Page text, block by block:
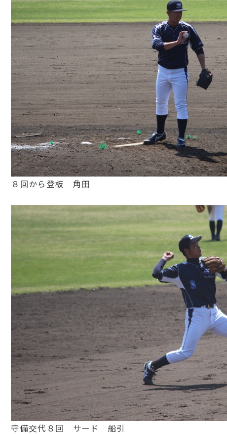
８回から登板 角田
守備交代８回 サード 船引